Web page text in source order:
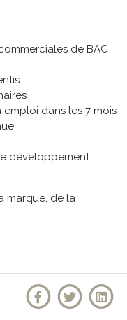
de BAC
dans les 7 mois
développement
marque, de la